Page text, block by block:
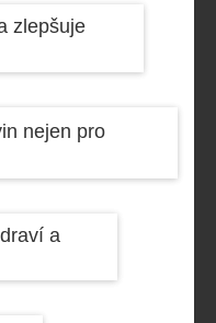
zlepšuje
nejen pro
a